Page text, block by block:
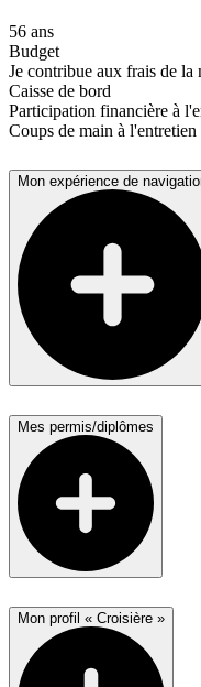
56 ans
Budget
Je contribue aux frais de la
Caisse de bord
Participation financière à
Coups de main à l'entretien
Mon expérience de
Mes permis/diplômes
Mon profil « Croisière »